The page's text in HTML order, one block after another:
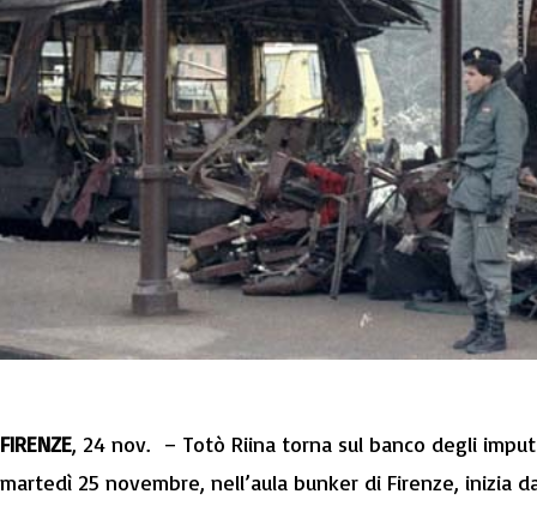
FIRENZE, 24 nov. – Totò Riina torna sul banco degli
martedì 25 novembre, nell’aula bunker di Firenze, inizia